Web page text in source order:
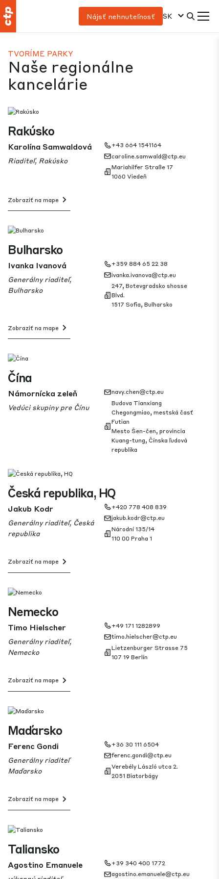
Nájsť nehnuteľnosť SK
TVORÍME PARKY
Naše regionálne
kancelárie
Rakúsko
Karolína Samwaldová
Riaditeľ, Rakúsko
+43 664 1541164
caroline.samwald@ctp.eu
Mariahilfer Straße 17
1060 Viedeň
Zobraziť na mape
Bulharsko
Ivanka Ivanová
Generálny riaditeľ,
Bulharsko
+359 884 65 22 38
ivanka.ivanova@ctp.eu
247, Botevgradsko shosse
Blvd.
1517 Sofia, Bulharsko
Zobraziť na mape
Čína
Námornícka zeleň
Vedúci skupiny pre Čínu
navy.chen@ctp.eu
Budova Tianxiang
Chegongmiao, mestská časť
Futian
Mesto Šen-čen, provincia
Kuang-tung, Čínska ľudová
republika
Česká republika, HQ
Jakub Kodr
Generálny riaditeľ, Česká
republika
+420 778 408 839
jakub.kodr@ctp.eu
Národní 135/14
110 00 Praha 1
Zobraziť na mape
Nemecko
Timo Hielscher
Generálny riaditeľ,
Nemecko
+49 171 1282899
timo.hielscher@ctp.eu
Lietzenburger Strasse 75
107 19 Berlín
Zobraziť na mape
Maďarsko
Ferenc Gondi
Generálny riaditeľ
Maďarsko
+36 30 111 6504
ferenc.gondi@ctp.eu
Verebély László utca 2.
2051 Biatorbágy
Zobraziť na mape
Taliansko
Agostino Emanuele
+39 340 400 1772
agostino.emanuele@ctp.eu